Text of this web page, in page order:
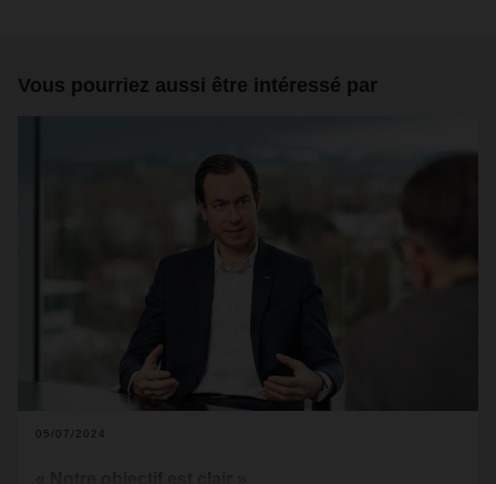
Vous pourriez aussi être intéressé par
05/07/2024